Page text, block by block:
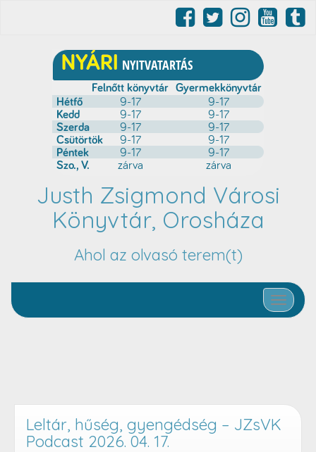
Justh Zsigmond Városi
Könyvtár, Orosháza
Ahol az olvasó terem(t)
Toggle
Leltár, hűség, gyengédség – JZsVK
Podcast 2026. 04. 17.